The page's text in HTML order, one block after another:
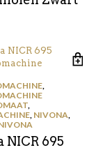
,
,
, NIVONA
NICR 695